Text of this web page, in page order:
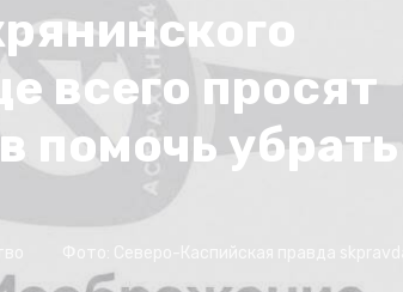
всего просят
помочь убрать